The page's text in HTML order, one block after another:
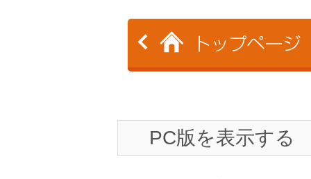
PC版を表示する